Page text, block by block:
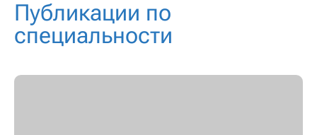
Публикации по
специальности